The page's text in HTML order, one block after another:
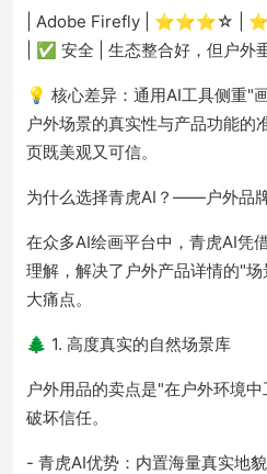
| Adobe Firefly | ⭐⭐⭐☆ |
| ✅ 安全 | 生态整合好，但户外
💡 核心差异：通用AI工具侧重"
户外场景的真实性与产品功能的
页既美观又可信。
为什么选择青虎AI？——户外品
在众多AI绘画平台中，青虎AI凭
理解，解决了户外产品详情的"
大痛点。
🌲 1. 高度真实的自然场景库
户外用品的卖点是"在户外环境
破坏信任。
- 青虎AI优势：内置海量真实地